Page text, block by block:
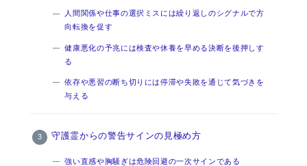
人間関係や仕事の選択ミスには繰り返しのシグナルで方
向転換を促す
健康悪化の予兆には検査や休養を早める決断を後押しす
る
依存や悪習の断ち切りには停滞や失敗を通じて気づきを
与える
守護霊からの警告サインの見極め方
強い直感や胸騒ぎは危険回避の一次サインである